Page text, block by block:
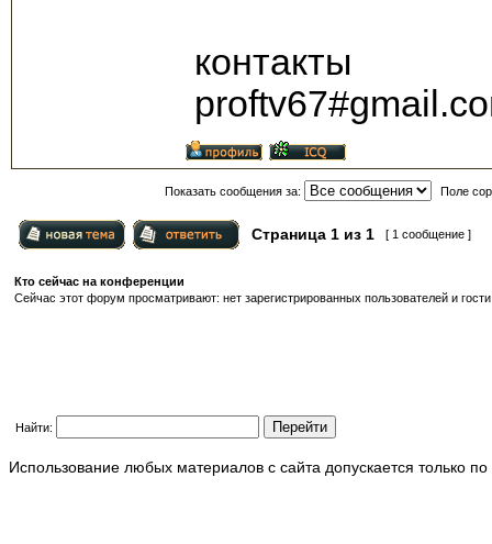
контакты
Показать сообщения за: Поле
Страница 1 из 1 [ 1 сообщение ]
Кто сейчас на конференции
Сейчас этот форум просматривают: нет зарегистрированных пользователей и
Найти:
Использование любых материалов с сайта допускается только